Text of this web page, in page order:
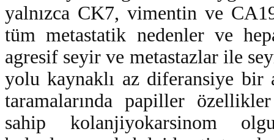
yalnızca CK7, vimentin ve
tüm metastatik nedenler ve
agresif seyir ve metastazlar ile
yolu kaynaklı az diferansiye bir
taramalarında papiller
sahip kolanjiyokarsinom